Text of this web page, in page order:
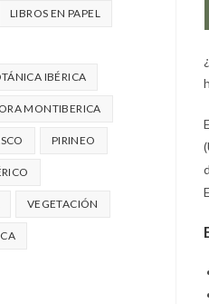
LIBROS EN PAPEL
IBÉRICA
MONTIBERICA
PIRINEO
VEGETACIÓN